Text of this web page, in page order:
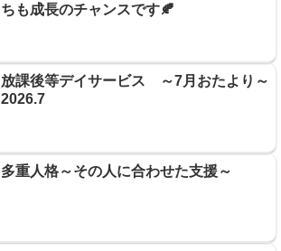
ちも成長のチャンスです🍂
放課後等デイサービス ～7月おたより～
2026.7
多重人格～その人に合わせた支援～